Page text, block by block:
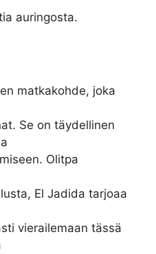
auringosta.
matkakohde, joka
Se on täydellinen
Olitpa
El Jadida tarjoaa
vierailemaan tässä